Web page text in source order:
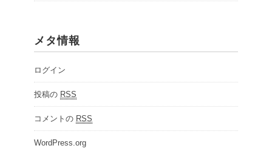
メタ情報
ログイン
投稿の RSS
コメントの RSS
WordPress.org